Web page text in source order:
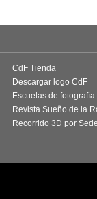
CdF Tienda
Descargar logo CdF
Escuelas de fotografía
Revista Sueño de la
Recorrido 3D por